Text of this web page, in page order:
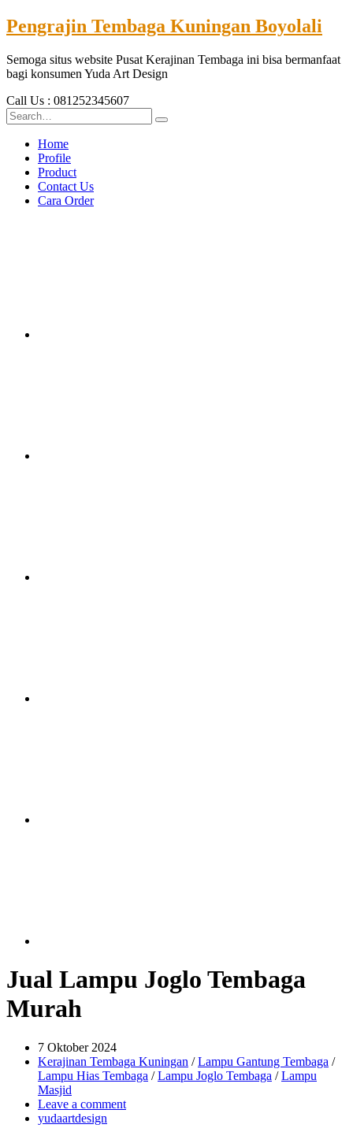
Pengrajin Tembaga Kuningan Boyolali
Semoga situs website Pusat Kerajinan Tembaga ini bisa bermanfaat
bagi konsumen Yuda Art Design
Call Us : 081252345607
Home
Profile
Product
Contact Us
Cara Order
Jual Lampu Joglo Tembaga
Murah
7 Oktober 2024
Kerajinan Tembaga Kuningan /Lampu Gantung Tembaga /
Lampu Hias Tembaga /Lampu Joglo Tembaga /Lampu
Masjid
Leave a comment
yudaartdesign